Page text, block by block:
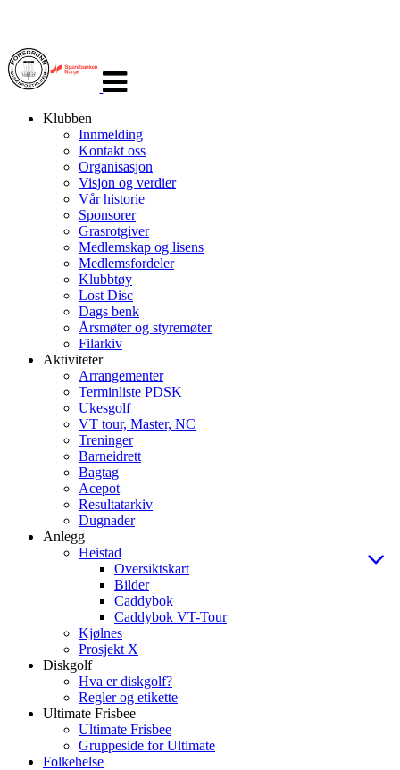
navigasjon
Klubben
Innmelding
Kontakt oss
Organisasjon
Visjon og verdier
Vår historie
Sponsorer
Grasrotgiver
Medlemskap og lisens
Medlemsfordeler
Klubbtøy
Lost Disc
Dags benk
Årsmøter og styremøter
Filarkiv
Aktiviteter
Arrangementer
Terminliste PDSK
Ukesgolf
VT tour, Master, NC
Treninger
Barneidrett
Bagtag
Acepot
Resultatarkiv
Dugnader
Anlegg
Heistad
Oversiktskart
Bilder
Caddybok
Caddybok VT-Tour
Kjølnes
Prosjekt X
Diskgolf
Hva er diskgolf?
Regler og etikette
Ultimate Frisbee
Ultimate Frisbee
Gruppeside for Ultimate
Folkehelse